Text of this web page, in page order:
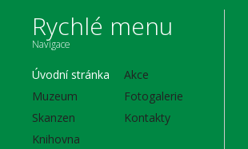
Rychlé menu
Navigace
Úvodní stránka
Muzeum
Skanzen
Knihovna
Akce
Fotogalerie
Kontakty